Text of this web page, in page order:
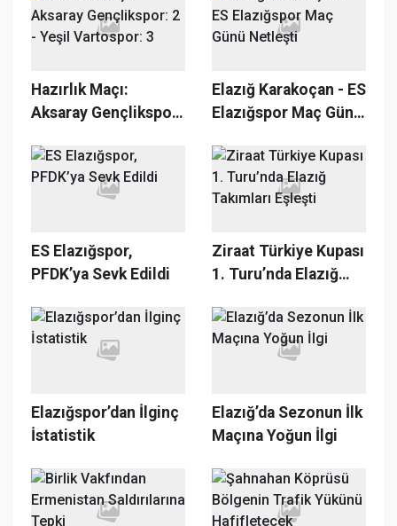
Hazırlık Maçı:
Aksaray Gençlikspor:
Elazığ Karakoçan - ES
Elazığspor Maç Günü
ES Elazığspor,
PFDK’ya Sevk Edildi
Ziraat Türkiye Kupası
1. Turu’nda Elazığ
Elazığspor’dan İlginç
İstatistik
Elazığ’da Sezonun İlk
Maçına Yoğun İlgi